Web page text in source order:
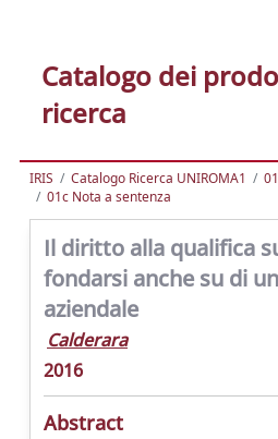
Catalogo dei
ricerca
IRIS Catalogo Ricerca UNIROMA1
01c Nota a sentenza
Il diritto alla qualifica
fondarsi anche su di
aziendale
Calderara
2016
Abstract